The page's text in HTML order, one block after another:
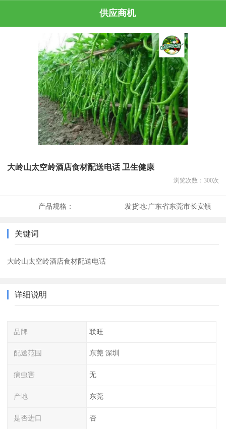
供应商机
大岭山太空岭酒店食材配送电话 卫生健康
浏览次数： 300次
产品规格： 发货地:广东省东莞市长安镇
关键词
大岭山太空岭酒店食材配送电话
详细说明
品牌 联旺
配送范围 东莞 深圳
病虫害 无
产地 东莞
是否进口 否